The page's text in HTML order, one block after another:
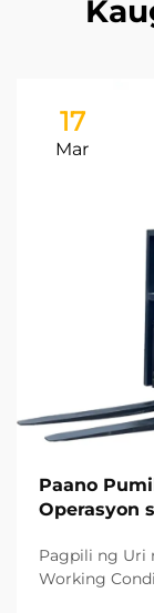
17
Mar
Paano
Operasyon
Pagpili ng Uri
Working